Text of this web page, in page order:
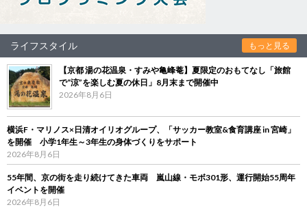
ライフスタイル もっと見る
【京都 湯の花温泉・すみや亀峰菴】夏限定のおもてなし「旅館
で“涼”を楽しむ夏の休日」8月末まで開催中
2026年8月6日
横浜F・マリノス×日清オイリオグループ、「サッカー教室&食育講座 in 宮崎」
を開催 小学1年生～3年生の身体づくりをサポート
2026年8月6日
55年間、京の街を走り続けてきた車両 嵐山線・モボ301形、運行開始55周年
イベントを開催
2026年8月6日